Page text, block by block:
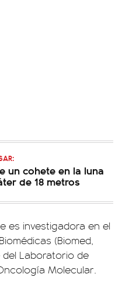
un cohete en la luna
de 18 metros
es investigadora en el
(Biomed,
Laboratorio de
Molecular.